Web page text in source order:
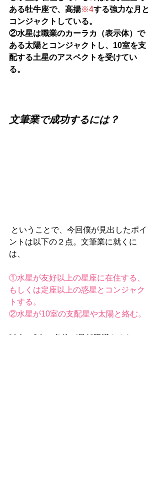
ある牡牛座で、高揚※4する強力な月と
コンジャクトしている。
②水星は職業のカーラカ（表示体）で
ある太陽とコンジャクトし、10室を支
配する土星のアスペクトを受けてい
る。
文筆業で成功するには？
ントは以下の２点。文筆業に就くに
は、
①水星が友好以上の星座に在住する、
もしくは定座以上の惑星とコンジャク
トする。
②水星が10室の支配星や太陽と絡む。
以上の2点の条件が最低限満たされてい